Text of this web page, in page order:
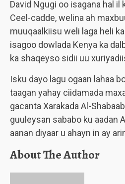
David Ngugi oo isagana hal il
Ceel-cadde, welina ah
muuqaalkiisu weli laga heli
isagoo dowlada Kenya ka
ka shaqeyso sidii uu
Isku dayo lagu ogaan lahaa
taagan yahay ciidamada
gacanta Xarakada Al-
guuleysan sababo ku aadan
aanan diyaar u ahayn in ay
About The Author